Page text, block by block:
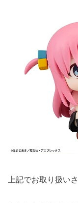
上記でお取り扱い